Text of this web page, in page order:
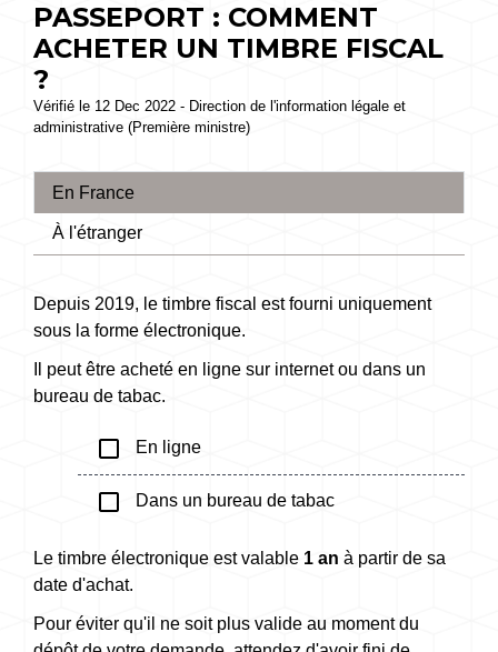
PASSEPORT : COMMENT
ACHETER UN TIMBRE FISCAL
?
Vérifié le 12 Dec 2022 - Direction de l'information légale et
administrative (Première ministre)
En France
À l'étranger
Depuis 2019, le timbre fiscal est fourni uniquement
sous la forme électronique.
Il peut être acheté en ligne sur internet ou dans un
bureau de tabac.
check_box_outline_blank En ligne
check_box_outline_blank Dans un bureau de tabac
Le timbre électronique est valable 1 an à partir de sa
date d'achat.
Pour éviter qu'il ne soit plus valide au moment du